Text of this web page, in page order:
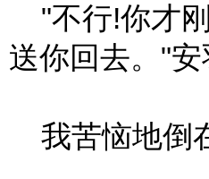
"不行!你才
送你回去。"
我苦恼地倒